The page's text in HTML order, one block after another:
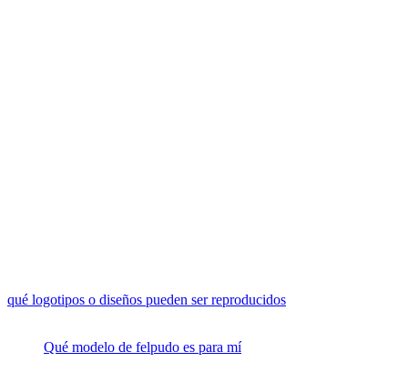
qué logotipos o diseños pueden ser reproducidos
Qué modelo de felpudo es para mí